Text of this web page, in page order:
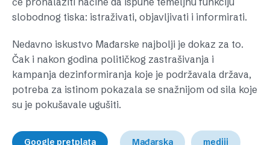
slobodnog tiska: istraživati, objavljivati i informirati.
Nedavno iskustvo Mađarske najbolji je dokaz za to.
Čak i nakon godina političkog zastrašivanja i
kampanja dezinformiranja koje je podržavala država,
potreba za istinom pokazala se snažnijom od sila koje
su je pokušavale ugušiti.
Google pretplata Mađarska mediji